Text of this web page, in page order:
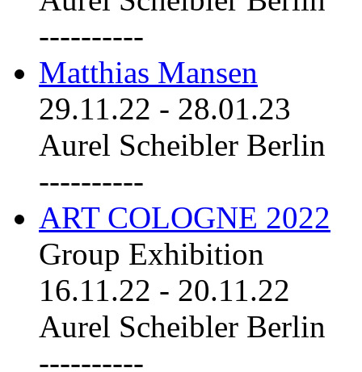
----------
Matthias Mansen
29.11.22 - 28.01.23
Aurel Scheibler Berlin
----------
ART COLOGNE 2022
Group Exhibition
16.11.22 - 20.11.22
Aurel Scheibler Berlin
----------